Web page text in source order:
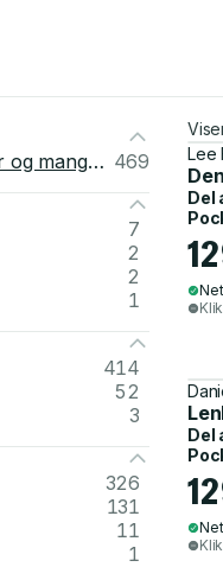
Grafiske romaner, tegneserier og manga: superhelter og superskurker 469
7
2
2
1
414
52
3
326
131
11
1
Lee
Del
Del